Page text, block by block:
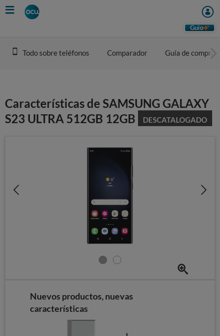
Skip
to
Guio
Todo sobre teléfonos Comparador Guía de compra
Características de SAMSUNG GALAXY
S23 ULTRA 512GB 12GB
DESCATALOGADO
Nuevos productos, nuevas
características